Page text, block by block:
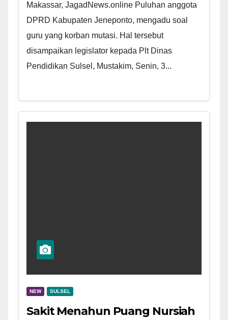
Makassar, JagadNews.online Puluhan anggota
DPRD Kabupaten Jeneponto, mengadu soal
guru yang korban mutasi. Hal tersebut
disampaikan legislator kepada Plt Dinas
Pendidikan Sulsel, Mustakim, Senin, 3...
NEW SULSEL
Sakit Menahun Puang Nursiah